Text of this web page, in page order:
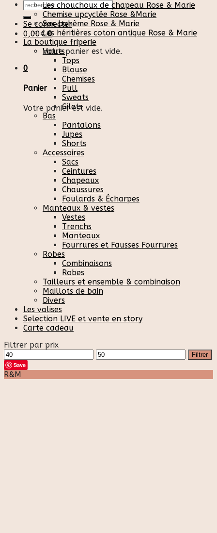
Recherche
pour :
Se connecter
0,00€ 0
Votre panier est vide.
0
Panier
Votre panier est vide.
Les chouchoux de chapeau Rose & Marie
Chemise upcyclée Rose &Marie
Sac bohème Rose & Marie
Les héritières coton antique Rose & Marie
La boutique friperie
Hauts
Tops
Blouse
Chemises
Pull
Sweats
Gilets
Bas
Pantalons
Jupes
Shorts
Accessoires
Sacs
Ceintures
Chapeaux
Chaussures
Foulards & Écharpes
Manteaux & vestes
Vestes
Trenchs
Manteaux
Fourrures et Fausses Fourrures
Robes
Combinaisons
Robes
Tailleurs et ensemble & combinaison
Maillots de bain
Divers
Les valises
Selection LIVE et vente en story
Carte cadeau
Filtrer par prix
Prix
min
Prix
max
Filtrer
Save
R&M